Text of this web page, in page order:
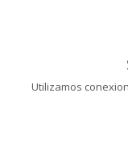
Utilizamos